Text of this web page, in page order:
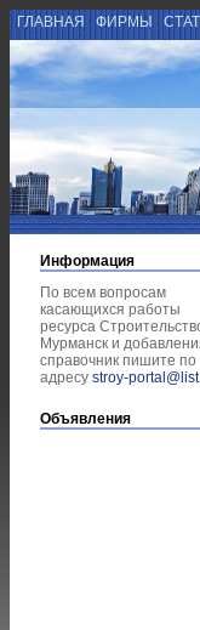
ГЛАВНАЯ ФИРМЫ
Информация
По всем вопросам
касающихся работы
ресурса
Мурманск и
справочник пишите по
адресу stroy-
Объявления